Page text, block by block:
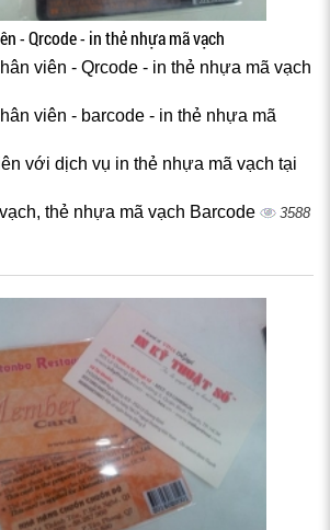
- Qrcode - in thẻ nhựa mã vạch
viên - Qrcode - in thẻ nhựa mã vạch
viên - barcode - in thẻ nhựa mã
với dịch vụ in thẻ nhựa mã vạch tại
thẻ nhựa mã vạch Barcode 3588